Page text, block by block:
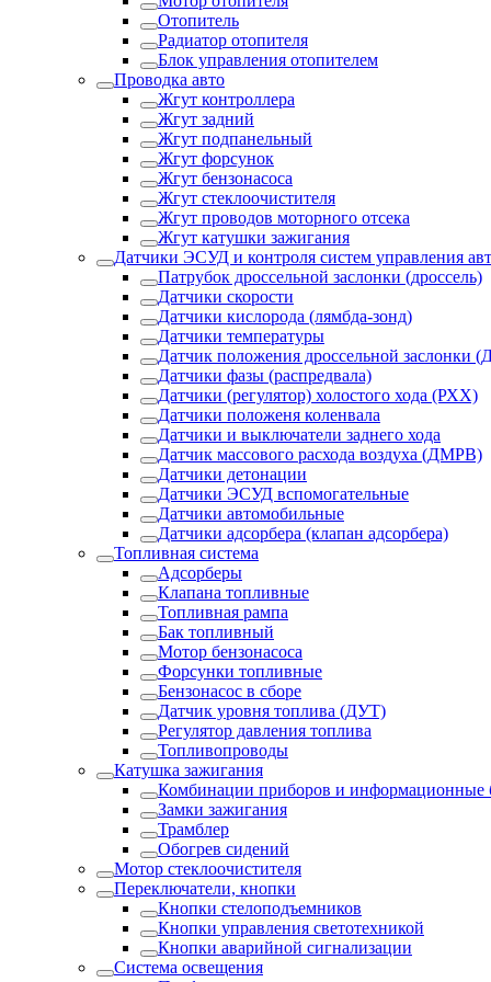
Отопитель
Радиатор отопителя
Блок управления отопителем
Проводка авто
Жгут контроллера
Жгут задний
Жгут подпанельный
Жгут форсунок
Жгут бензонасоса
Жгут стеклоочистителя
Жгут проводов моторного отсека
Жгут катушки зажигания
Датчики ЭСУД и контроля систем управления
Патрубок дроссельной заслонки (дроссель)
Датчики скорости
Датчики кислорода (лямбда-зонд)
Датчики температуры
Датчик положения дроссельной заслонки
Датчики фазы (распредвала)
Датчики (регулятор) холостого хода (РХХ)
Датчики положеня коленвала
Датчики и выключатели заднего хода
Датчик массового расхода воздуха (ДМРВ)
Датчики детонации
Датчики ЭСУД вспомогательные
Датчики автомобильные
Датчики адсорбера (клапан адсорбера)
Топливная система
Адсорберы
Клапана топливные
Топливная рампа
Бак топливный
Мотор бензонасоса
Форсунки топливные
Бензонасос в сборе
Датчик уровня топлива (ДУТ)
Регулятор давления топлива
Топливопроводы
Катушка зажигания
Комбинации приборов и информационные
Замки зажигания
Трамблер
Обогрев сидений
Мотор стеклоочистителя
Переключатели, кнопки
Кнопки стелоподъемников
Кнопки управления светотехникой
Кнопки аварийной сигнализации
Система освещения